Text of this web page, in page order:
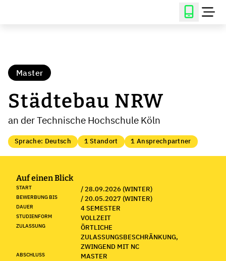
Master
Städtebau NRW
an der Technische Hochschule Köln
Sprache: Deutsch 1 Standort 1 Ansprechpartner
Auf einen Blick
START / 28.09.2026 (WINTER)
BEWERBUNG BIS / 20.05.2027 (WINTER)
DAUER 4 SEMESTER
STUDIENFORM VOLLZEIT
ZULASSUNG
ÖRTLICHE
ZULASSUNGSBESCHRÄNKUNG,
ZWINGEND MIT NC
ABSCHLUSS MASTER